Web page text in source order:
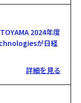
2024年度
が日経
詳細を見る